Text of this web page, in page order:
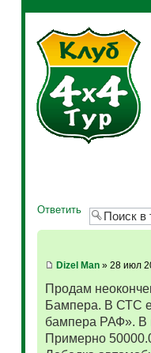
Ответить
Dizel Man» 28 июл
Продам
Бампера. В СТС
бампера РАФ». В
Примерно